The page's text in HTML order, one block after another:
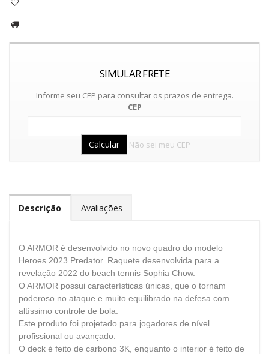
SIMULAR FRETE
Informe seu CEP para consultar os prazos de entrega.
CEP
Não sei meu CEP
Descrição Avaliações
O ARMOR é desenvolvido no novo quadro do modelo
Heroes 2023 Predator. Raquete desenvolvida para a
revelação 2022 do beach tennis Sophia Chow.
O ARMOR possui características únicas, que o tornam
poderoso no ataque e muito equilibrado na defesa com
altíssimo controle de bola.
Este produto foi projetado para jogadores de nível
profissional ou avançado.
O deck é feito de carbono 3K, enquanto o interior é feito de